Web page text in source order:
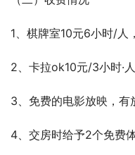
服务两大服务商，健康
与服务、园区文化建设